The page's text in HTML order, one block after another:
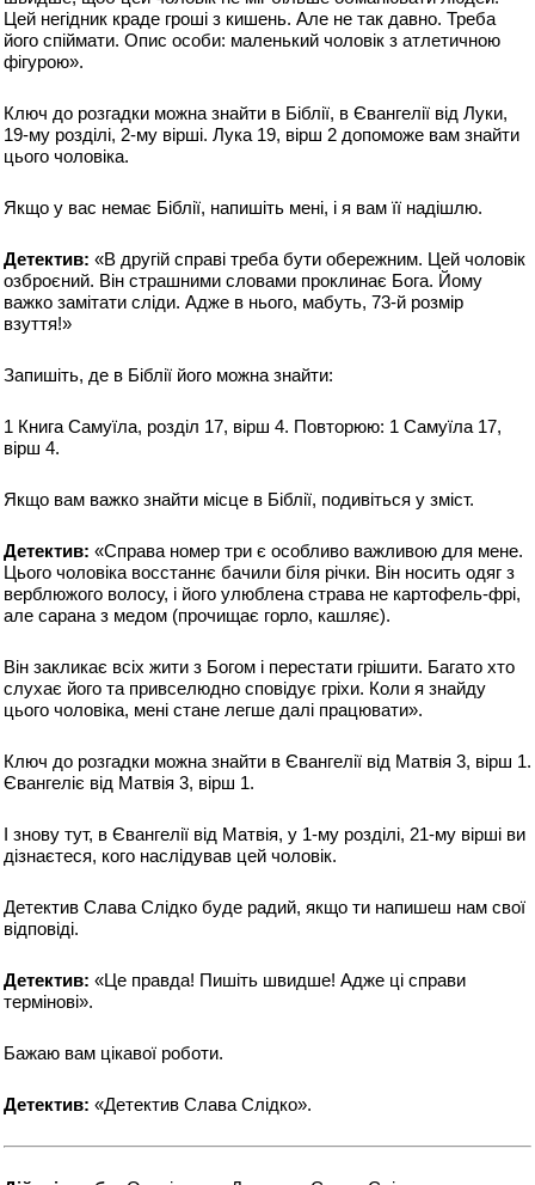
Цей негідник краде гроші з кишень. Але не так давно. Треба
його спіймати. Опис особи: маленький чоловік з атлетичною
фігурою».
Ключ до розгадки можна знайти в Біблії, в Євангелії від Луки,
19-му розділі, 2-му вірші. Лука 19, вірш 2 допоможе вам знайти
цього чоловіка.
Якщо у вас немає Біблії, напишіть мені, і я вам її надішлю.
Детектив: «В другій справі треба бути обережним. Цей чоловік
озброєний. Він страшними словами проклинає Бога. Йому
важко замітати сліди. Адже в нього, мабуть, 73-й розмір
взуття!»
Запишіть, де в Біблії його можна знайти:
1 Книга Самуїла, розділ 17, вірш 4. Повторюю: 1 Самуїла 17,
вірш 4.
Якщо вам важко знайти місце в Біблії, подивіться у зміст.
Детектив: «Справа номер три є особливо важливою для мене.
Цього чоловіка восстаннє бачили біля річки. Він носить одяг з
верблюжого волосу, і його улюблена страва не картофель-фрі,
але сарана з медом (прочищає горло, кашляє).
Він закликає всіх жити з Богом і перестати грішити. Багато хто
слухає його та привселюдно сповідує гріхи. Коли я знайду
цього чоловіка, мені стане легше далі працювати».
Ключ до розгадки можна знайти в Євангелії від Матвія 3, вірш 1.
Євангеліє від Матвія 3, вірш 1.
І знову тут, в Євангелії від Матвія, у 1-му розділі, 21-му вірші ви
дізнаєтеся, кого наслідував цей чоловік.
Детектив Слава Слідко буде радий, якщо ти напишеш нам свої
відповіді.
Детектив: «Це правда! Пишіть швидше! Адже ці справи
термінові».
Бажаю вам цікавої роботи.
Детектив: «Детектив Слава Слідко».